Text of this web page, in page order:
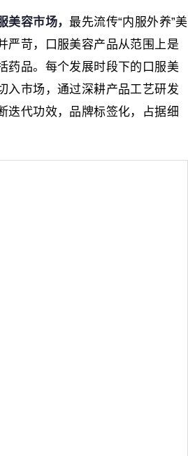
美容市场，最先流传“内服外养”美
严苛，口服美容产品从范围上是
药品。每个发展时段下的口服美
入市场，通过深耕产品工艺研发
迭代功效，品牌标签化，占据细